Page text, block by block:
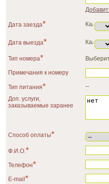
Дата заезда*
Дата выезда*
Тип номера*
Примечания к номеру
Тип питания*
--
Доп. услуги,
заказываемые заранее
Способ оплаты*
Ф.И.О.*
Телефон*
E-mail *